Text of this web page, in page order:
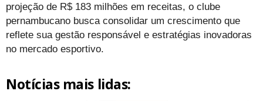
projeção de R$ 183 milhões em receitas, o clube
pernambucano busca consolidar um crescimento que
reflete sua gestão responsável e estratégias inovadoras
no mercado esportivo.
Notícias mais lidas: